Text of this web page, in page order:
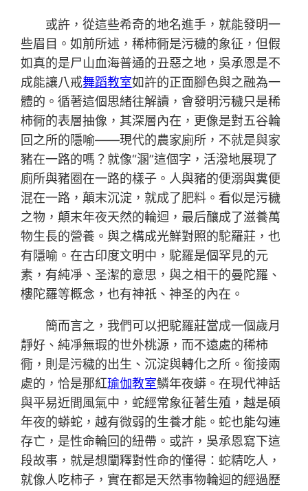
或許，從這些希奇的地名進手，就能發明一
些眉目。如前所述，稀柿衕是污穢的象征，但假
如真的是尸山血海普通的丑惡之地，吳承恩是不
成能讓八戒舞蹈教室如許的正面腳色與之融為一
體的。循著這個思緒往解讀，會發明污穢只是稀
柿衕的表層抽像，其深層內在，更像是對五谷輪
回之所的隱喻——現代的農家廁所，不就是與家
豬在一路的嗎？就像“溷”這個字，活潑地展現了
廁所與豬圈在一路的樣子。人與豬的便溺與糞便
混在一路，顛末沉淀，就成了肥料。看似是污穢
之物，顛末年夜天然的輪迴，最后釀成了滋養萬
物生長的營養。與之構成光鮮對照的駝羅莊，也
有隱喻。在古印度文明中，駝羅是個罕見的元
素，有純凈、圣潔的意思，與之相干的曼陀羅、
樓陀羅等概念，也有神祇、神圣的內在。
簡而言之，我們可以把駝羅莊當成一個歲月
靜好、純凈無瑕的世外桃源，而不遠處的稀柿
衕，則是污穢的出生、沉淀與轉化之所。銜接兩
處的，恰是那紅瑜伽教室鱗年夜蟒。在現代神話
與平易近間風氣中，蛇經常象征著生殖，越是碩
年夜的蟒蛇，越有微弱的生養才能。蛇也能勾連
存亡，是性命輪回的紐帶。或許，吳承恩寫下這
段故事，就是想闡釋對性命的懂得：蛇精吃人，
就像人吃柿子，實在都是天然事物輪迴的經過歷